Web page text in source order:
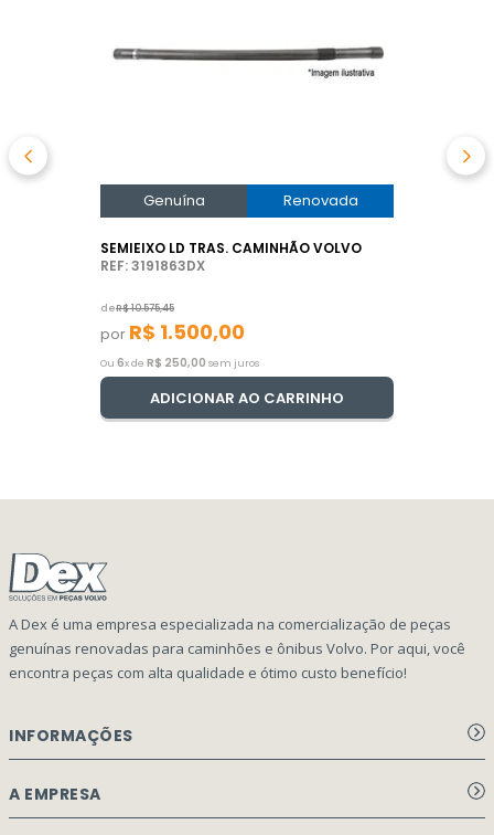
Genuína Renovada
SEMIEIXO LD TRAS. CAMINHÃO VOLVO
REF: 3191863DX
deR$10.575,45
por R$ 1.500,00
Ou 6x de R$ 250,00 sem juros
ADICIONAR AO CARRINHO
A Dex é uma empresa especializada na comercialização de peças
genuínas renovadas para caminhões e ônibus Volvo. Por aqui, você
encontra peças com alta qualidade e ótimo custo benefício!
INFORMAÇÕES
Aviso de privacidade Dex Peças
A EMPRESA